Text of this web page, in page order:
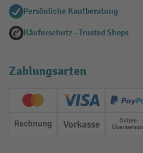
Persönliche Kaufberatung
Käuferschutz - Trusted Shops
Zahlungsarten
Creditcard (Master)
Creditcard
Rechnung Vorkasse